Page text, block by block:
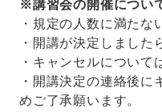
※講習会の開催につい
・規定の人数に満たな
・開講が決定しました
・キャンセルについて
・開講決定の連絡後
めご了承願います。